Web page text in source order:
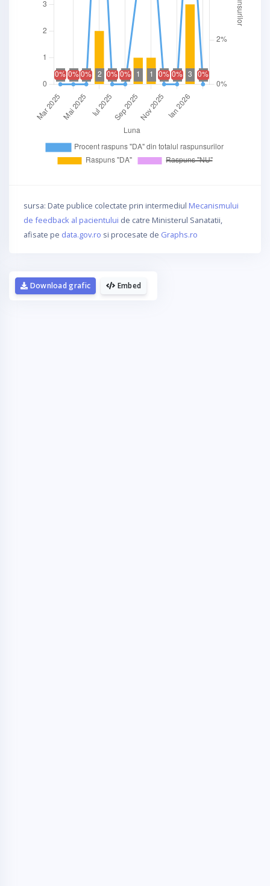
sursa: Date publice colectate prin intermediul Mecanismului
de feedback al pacientului de catre Ministerul Sanatatii,
afisate pe data.gov.ro si procesate de Graphs.ro
Embed
Download grafic